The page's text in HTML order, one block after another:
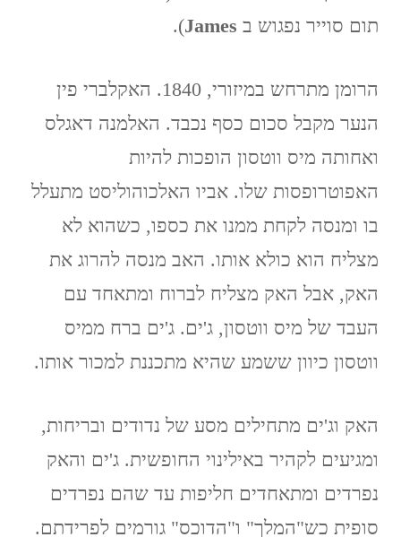
תום סוייר נפגוש ב
).
הרומן מתרחש במיזורי, 1840. האקלברי פין
הנער מקבל סכום כסף נכבד. האלמנה דאגלס
ואחותה מיס ווטסון הופכות להיות
האפוטרופסות שלו. אביו האלכוהוליסט מתעלל
בו ומנסה לקחת ממנו את כספו, כשהוא לא
מצליח הוא כולא אותו. האב מנסה להרוג את
האק, אבל האק מצליח לברוח ומתאחד עם
העבד של מיס ווטסון, ג'ים. ג'ים ברח ממיס
ווטסון כיוון ששמע שהיא מתכננת למכור אותו.
האק וג'ים מתחילים מסע של נדודים ובריחות,
ומגיעים לקהיר באילינוי החופשית. ג'ים והאק
נפרדים ומתאחדים חליפות עד שהם נפרדים
סופית כש"המלך" ו"הדוכס" גורמים לפרידתם.